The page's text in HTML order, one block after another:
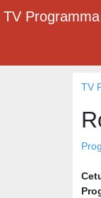
TV Programma
TV